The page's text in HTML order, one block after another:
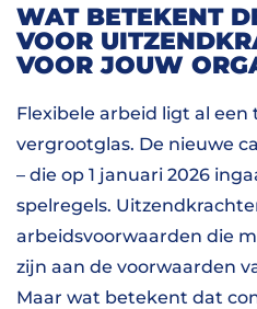
WAT BETEKENT
VOOR
VOOR JOUW
Flexibele arbeid ligt al
vergrootglas. De nieuwe
– die op 1 januari 2026
spelregels.
arbeidsvoorwaarden die
zijn aan de voorwaarden
Maar wat betekent dat